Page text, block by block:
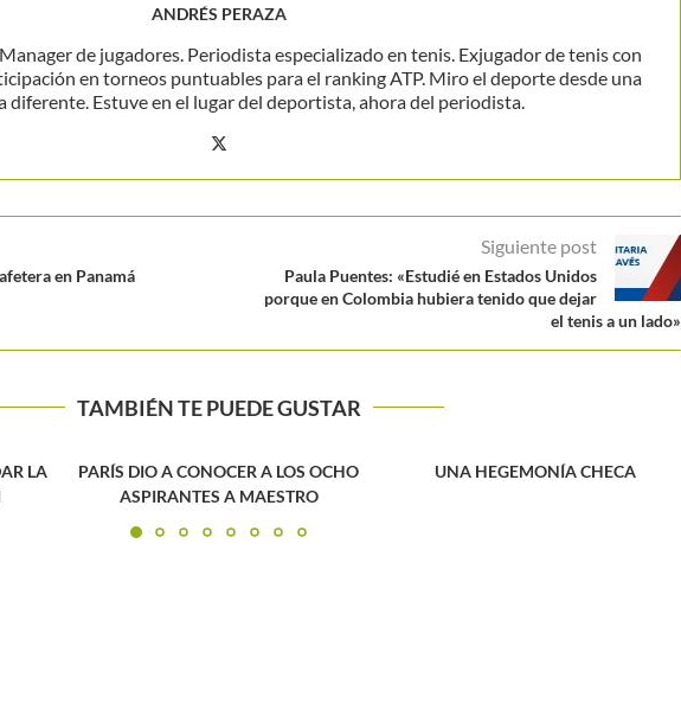
ANDRÉS PERAZA
de jugadores. Periodista especializado en tenis. Exjugador de tenis con
en torneos puntuables para el ranking ATP. Miro el deporte desde una
diferente. Estuve en el lugar del deportista, ahora del periodista.
en Panamá
Siguiente post
Paula Puentes: «Estudié en Estados Unidos
porque en Colombia hubiera tenido que dejar
el tenis a un lado»
TAMBIÉN TE PUEDE GUSTAR
DIO A CONOCER A LOS OCHO
ASPIRANTES A MAESTRO
UNA HEGEMONÍA CHECA